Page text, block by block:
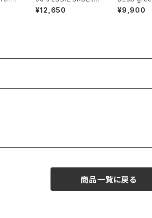
otton-duck 2-tuck
Pants
¥12,650
yle wide
¥9,900
商品一覧に戻る